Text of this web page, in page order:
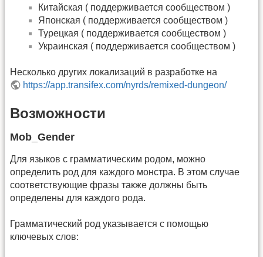
Китайская ( поддерживается сообществом )
Японская ( поддерживается сообществом )
Турецкая ( поддерживается сообществом )
Украинская ( поддерживается сообществом )
Несколько других локализаций в разработке на
https://app.transifex.com/nyrds/remixed-dungeon/
Возможности
Mob_Gender
Для языков с грамматическим родом, можно
определить род для каждого монстра. В этом случае
соответствующие фразы также должны быть
определены для каждого рода.
Грамматический род указывается с помощью
ключевых слов: